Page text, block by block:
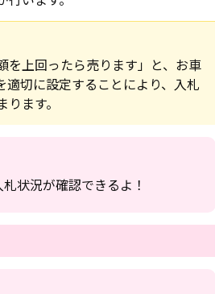
を上回ったら売ります」と、お車
切に設定することにより、入札
ます。
状況が確認できるよ！